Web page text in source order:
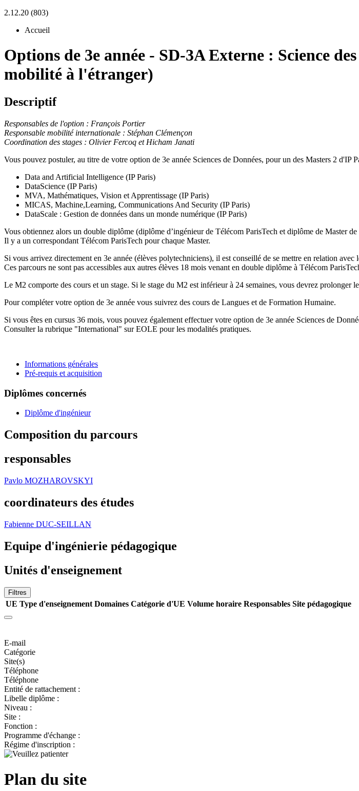
2.12.20 (803)
Accueil
Options de 3e année - SD-3A Externe : Science
mobilité à l'étranger)
Descriptif
Responsables de l'option : François Portier
Responsable mobilité internationale : Stéphan Clémençon
Coordination des stages : Olivier Fercoq et Hicham Janati
Vous pouvez postuler, au titre de votre option de 3e année Sciences de Données, pour un des Masters 2 d'IP
Data and Artificial Intelligence (IP Paris)
DataScience (IP Paris)
MVA, Mathématiques, Vision et Apprentissage (IP Paris)
MICAS, Machine,Learning, Communications And Security (IP Paris)
DataScale : Gestion de données dans un monde numérique (IP Paris)
Vous obtiennez alors un double diplôme (diplôme d’ingénieur de Télécom ParisTech et diplôme de Master
Il y a un correspondant Télécom ParisTech pour chaque Master.
Si vous arrivez directement en 3e année (élèves polytechniciens), il est conseillé de se mettre en relation
Ces parcours ne sont pas accessibles aux autres élèves 18 mois venant en double diplôme à Télécom
Le M2 comporte des cours et un stage. Si le stage du M2 est inférieur à 24 semaines, vous devrez
Pour compléter votre option de 3e année vous suivrez des cours de Langues et de Formation Humaine.
Si vous êtes en cursus 36 mois, vous pouvez également effectuer votre option de 3e année Sciences de
Consulter la rubrique "International" sur EOLE pour les modalités pratiques.
Informations générales
Pré-requis et acquisition
Diplômes concernés
Diplôme d'ingénieur
Composition du parcours
responsables
Pavlo MOZHAROVSKYI
coordinateurs des études
Fabienne DUC-SEILLAN
Equipe d'ingénierie pédagogique
Unités d'enseignement
Filtres
UE Type d'enseignement Domaines Catégorie d'UE Volume horaire Responsables Site pédagogique
E-mail
Catégorie
Site(s)
Téléphone
Téléphone
Entité de rattachement :
Libelle diplôme :
Niveau :
Site :
Fonction :
Programme d'échange :
Régime d'inscription :
Plan du site